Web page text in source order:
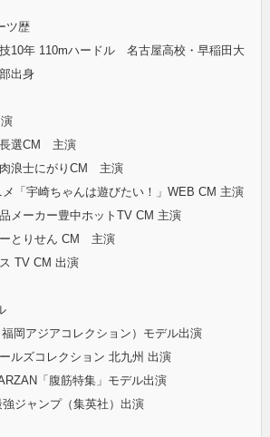
ツ歴
10年 110mハードル 名古屋高校・早稲田大
出身
選CM 主演
浪士にがりCM 主演
「宇崎ちゃんは遊びたい！」WEB CM 主演
メーカー豊中ホットTV CM 主演
とりせん CM 主演
TV CM 出演
福岡アジアコレクション）モデル出演
ルズコレクション 北九州 出演
「腹筋特集」モデル出演
ジャンプ（集英社）出演